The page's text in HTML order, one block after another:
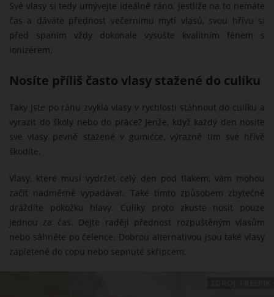
Své vlasy si tedy umývejte ideálně ráno. Jestliže na to nemáte
čas a dáváte přednost večernímu mytí vlasů, svou hřívu si
před spaním vždy dokonale vysušte kvalitním fénem s
ionizérem.
Nosíte příliš často vlasy stažené do culíku
Taky jste po ránu zvyklá vlasy v rychlosti stáhnout do culíku a
vyrazit do školy nebo do práce? Jenže, když každý den nosíte
své vlasy pevně stažené v gumičce, výrazně tím své hřívě
škodíte.
Vlasy, které musí vydržet celý den pod tlakem, vám mohou
začít nadměrně vypadávat. Také tímto způsobem zbytečně
dráždíte pokožku hlavy. Culíky proto zkuste nosit pouze
jednou za čas. Dejte raději přednost rozpuštěným vlasům
nebo sáhněte po čelence. Dobrou alternativou jsou také vlasy
zapletené do copu nebo sepnuté skřipcem.